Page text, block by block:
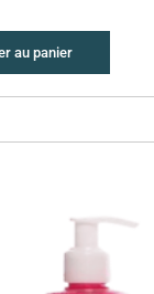
au panier